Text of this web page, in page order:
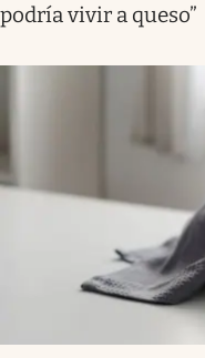
podría vivir a queso”